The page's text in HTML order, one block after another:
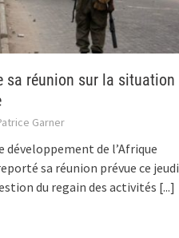
sa réunion sur la situation
Garner
développement de l’Afrique
sa réunion prévue ce jeudi
du regain des activités [...]